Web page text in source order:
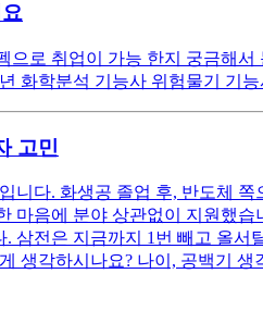
으로 취업이 가능 한지 궁금해
화학분석 기능사 위험물기 기
고민
니다. 화생공 졸업 후, 반도체
마음에 분야 상관없이 지원했
삼전은 지금까지 1번 빼고 올
생각하시나요? 나이, 공백기